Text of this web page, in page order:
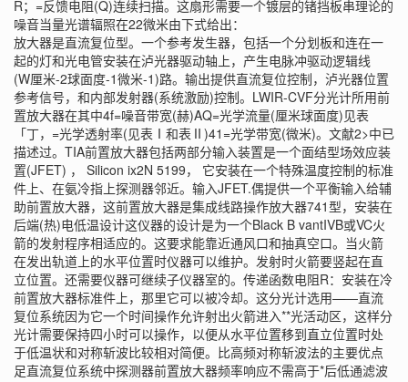
R；=反馈电阻(Q)连续扫描。这扇形需要一个镀层的锗挡板串理论的
噪音当量光谱辐照在22微米由下式给出：
放大器是直流复位型。一个参考发生器，包括一个分划板和连在一
起的灯和光电管安装在泸光器驱动轴上，产生电脉冲驱动逻辑线
(W厘米-2球面度-1微米-1)路。输出提供直流复位控制，泸光器位置
参考信号，和内部发射器(系统激励)控制。LWIR-CVF分光计所用前
置放大器在其中4f=噪音带宽(赫)AQ=光学流量(厘米球面度)见表
「丁，=光学透射率(见表Ⅰ和表Ⅱ)41=光学带宽(微米)。文献2>中已
描述过。TIA前置放大器包括两部分输入装置是一个面结型场效应装
置(JFET) ， Silicon ix2N 5199， 它安装在一个特殊温度控制的标准
件上、在氨冷指上探测器邻近。输入JFET.偶提供一个平衡输入给辅
助前置放大器，这前置放大器是集成线路操作放大器741型，安装在
后端(热)电低温设计这仪器的设计是为一个Black B vantIVB或VC火
箭的发射程序相适应的。这要求能靠近通风口和抽真空口。当火箭
在发出轨道上的水平位置时仪器可以维护。发射时火箭要竖起在直
立位置。还需要仪器可继续子仪器室的。传递函数电阻R：安装在冷
前置放大器标准件上，那里它可以被冷却。这分光计选用—―直流
复位系统因为它一个时间操作允许射出火箭进入**光活动区，这样分
光计需要保持四小时可以操作，以便从水平位置移到直立位置时处
于低温状和对称斩波比较相对简便。比高频对称斩波法的主要优点
足直流复位系统中探测器前置放大器频率响应不需高于*后低通滤波